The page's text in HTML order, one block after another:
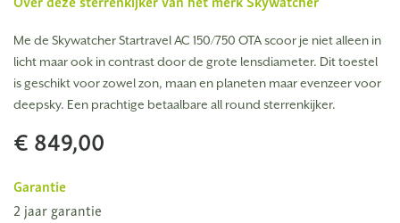
Me de Skywatcher Startravel AC 150/750 OTA scoor je niet alleen in
licht maar ook in contrast door de grote lensdiameter. Dit toestel
is geschikt voor zowel zon, maan en planeten maar evenzeer voor
deepsky. Een prachtige betaalbare all round sterrenkijker.
€ 849,00
Garantie
2 jaar garantie